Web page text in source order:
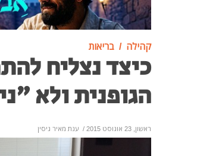
קהילה בריאות
כיצד נצליח
הגופנית ולא
ראשון, 23 אוגוסט 2015 / ענת מאיר גיסין